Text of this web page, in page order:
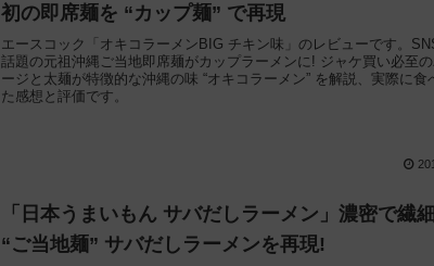
初の即席麺を “カップ麺” で再現
エースコック「オキコラーメンBIG チキン味」のレビューです。
話題の元祖沖縄ご当地即席麺がカップラーメンに! ジャケ買い必至
ージと太麺が特徴的な沖縄の味 “オキコラーメン” を解説、実際に食
た感想と評価です。
「日本うまいもん サバだしラーメン」濃密で繊
“ご当地麺” サバだしラーメンを再現!